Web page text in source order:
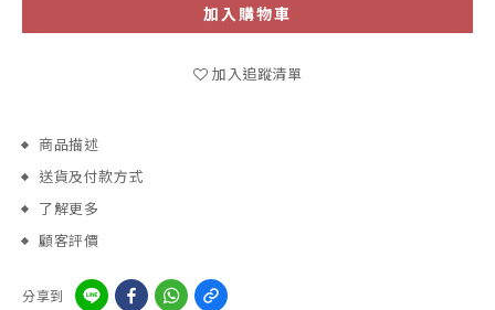
加入購物車
加入追蹤清單
商品描述
送貨及付款方式
了解更多
顧客評價
分享到